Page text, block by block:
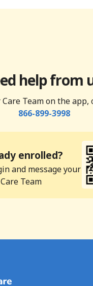
help from
Team on the app,
866-899-3998
enrolled?
and message your
Care Team